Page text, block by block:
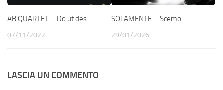
AB QUARTET – Do ut des
07/11/2022
SOLAMENTE – Scemo
29/01/2026
LASCIA UN COMMENTO